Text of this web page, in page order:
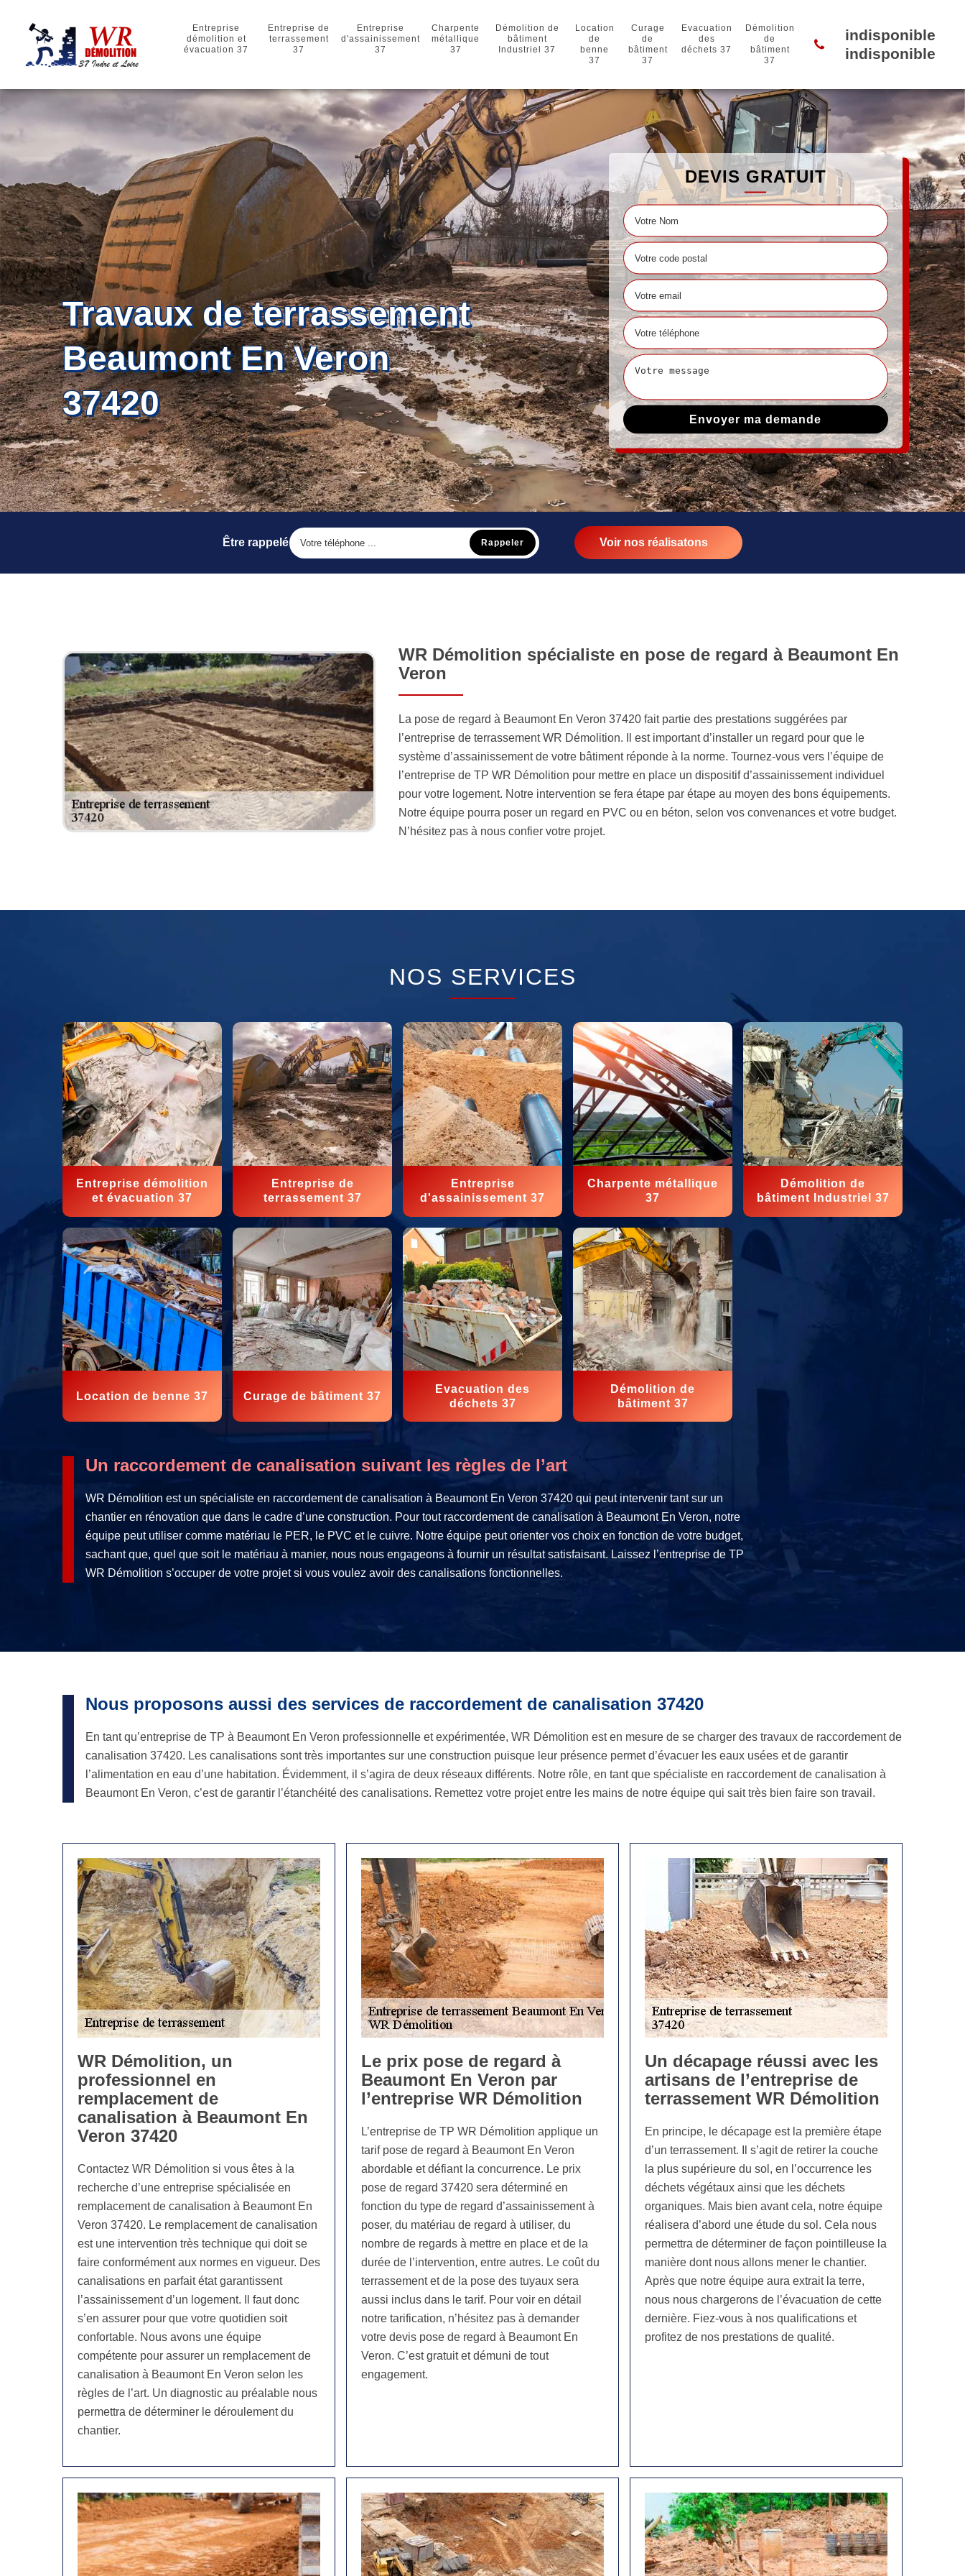
Entreprise
démolition et
évacuation 37
Entreprise de
terrassement
37
Entreprise
d'assainissement
37
Charpente
métallique
37
Démolition de
bâtiment
Industriel 37
Location
de
benne
37
Curage
de
bâtiment
37
Evacuation
des
déchets 37
Démolition
de
bâtiment
37
indisponible
indisponible
Travaux de terrassement
Beaumont En Veron
37420
DEVIS GRATUIT
Être rappelé Voir nos réalisatons
WR Démolition spécialiste en pose de regard à Beaumont En
Veron
La pose de regard à Beaumont En Veron 37420 fait partie des prestations suggérées par
l’entreprise de terrassement WR Démolition. Il est important d’installer un regard pour que le
système d’assainissement de votre bâtiment réponde à la norme. Tournez-vous vers l’équipe de
l’entreprise de TP WR Démolition pour mettre en place un dispositif d’assainissement individuel
pour votre logement. Notre intervention se fera étape par étape au moyen des bons équipements.
Notre équipe pourra poser un regard en PVC ou en béton, selon vos convenances et votre budget.
N’hésitez pas à nous confier votre projet.
NOS SERVICES
Entreprise démolition
et évacuation 37
Entreprise de
terrassement 37
Entreprise
d'assainissement 37
Charpente métallique
37
Démolition de
bâtiment Industriel 37
Location de benne 37 Curage de bâtiment 37
Evacuation des
déchets 37
Démolition de
bâtiment 37
Un raccordement de canalisation suivant les règles de l’art
WR Démolition est un spécialiste en raccordement de canalisation à Beaumont En Veron 37420 qui peut intervenir tant sur un
chantier en rénovation que dans le cadre d’une construction. Pour tout raccordement de canalisation à Beaumont En Veron, notre
équipe peut utiliser comme matériau le PER, le PVC et le cuivre. Notre équipe peut orienter vos choix en fonction de votre budget,
sachant que, quel que soit le matériau à manier, nous nous engageons à fournir un résultat satisfaisant. Laissez l’entreprise de TP
WR Démolition s’occuper de votre projet si vous voulez avoir des canalisations fonctionnelles.
Nous proposons aussi des services de raccordement de canalisation 37420
En tant qu’entreprise de TP à Beaumont En Veron professionnelle et expérimentée, WR Démolition est en mesure de se charger des travaux de raccordement de
canalisation 37420. Les canalisations sont très importantes sur une construction puisque leur présence permet d’évacuer les eaux usées et de garantir
l’alimentation en eau d’une habitation. Évidemment, il s’agira de deux réseaux différents. Notre rôle, en tant que spécialiste en raccordement de canalisation à
Beaumont En Veron, c’est de garantir l’étanchéité des canalisations. Remettez votre projet entre les mains de notre équipe qui sait très bien faire son travail.
WR Démolition, un
professionnel en
remplacement de
canalisation à Beaumont En
Veron 37420
Contactez WR Démolition si vous êtes à la
recherche d’une entreprise spécialisée en
remplacement de canalisation à Beaumont En
Veron 37420. Le remplacement de canalisation
est une intervention très technique qui doit se
faire conformément aux normes en vigueur. Des
canalisations en parfait état garantissent
l’assainissement d’un logement. Il faut donc
s’en assurer pour que votre quotidien soit
confortable. Nous avons une équipe
compétente pour assurer un remplacement de
canalisation à Beaumont En Veron selon les
règles de l’art. Un diagnostic au préalable nous
permettra de déterminer le déroulement du
chantier.
Le prix pose de regard à
Beaumont En Veron par
l’entreprise WR Démolition
L’entreprise de TP WR Démolition applique un
tarif pose de regard à Beaumont En Veron
abordable et défiant la concurrence. Le prix
pose de regard 37420 sera déterminé en
fonction du type de regard d’assainissement à
poser, du matériau de regard à utiliser, du
nombre de regards à mettre en place et de la
durée de l’intervention, entre autres. Le coût du
terrassement et de la pose des tuyaux sera
aussi inclus dans le tarif. Pour voir en détail
notre tarification, n’hésitez pas à demander
votre devis pose de regard à Beaumont En
Veron. C’est gratuit et démuni de tout
engagement.
Un décapage réussi avec les
artisans de l’entreprise de
terrassement WR Démolition
En principe, le décapage est la première étape
d’un terrassement. Il s’agit de retirer la couche
la plus supérieure du sol, en l’occurrence les
déchets végétaux ainsi que les déchets
organiques. Mais bien avant cela, notre équipe
réalisera d’abord une étude du sol. Cela nous
permettra de déterminer de façon pointilleuse la
manière dont nous allons mener le chantier.
Après que notre équipe aura extrait la terre,
nous nous chargerons de l’évacuation de cette
dernière. Fiez-vous à nos qualifications et
profitez de nos prestations de qualité.